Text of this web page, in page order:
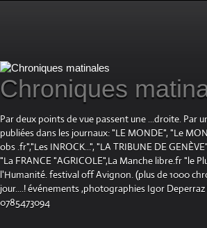
Chroniques
Par deux points de vue passent une ...droite. Par
publiées dans les journaux: "LE MONDE", "Le
obs .fr","Les INROCK...", "LA TRIBUNE DE
"La FRANCE "AGRICOLE",La Manche libre.fr "le
l'Humanité. festival off Avignon. (plus de 1000
jour....! événements ,photographies Igor
0785473094